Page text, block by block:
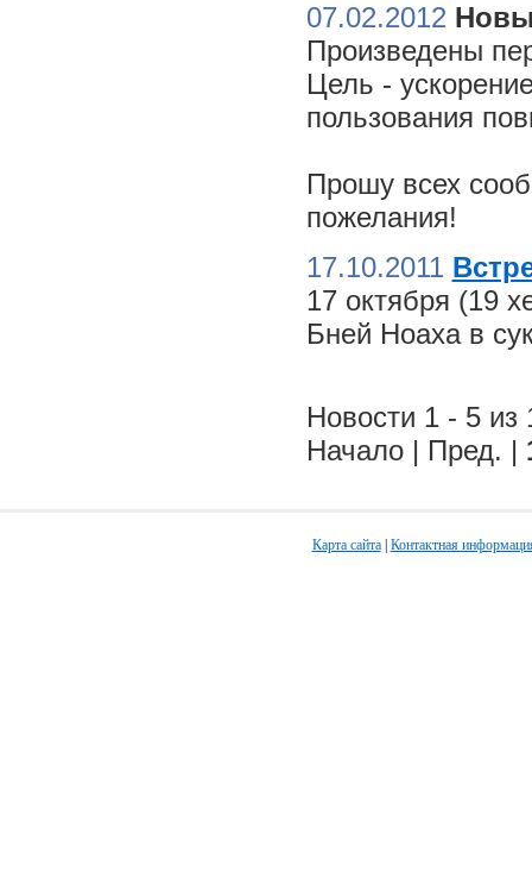
07.02.2012
Произведены
Цель -
пользования
Прошу всех
пожелания!
17.10.2011
17 октября (19
Бней Ноаха в
Новости 1 - 5 из
Начало | Пред. |
Карта сайта| Контактная